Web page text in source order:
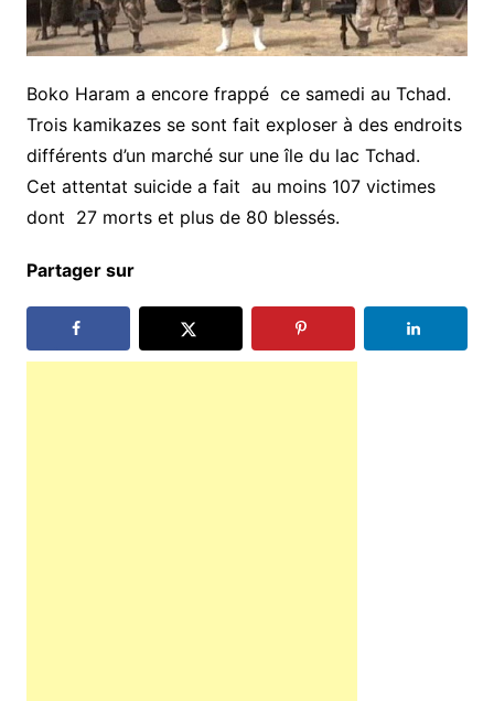
Boko Haram a encore frappé ce samedi au Tchad.
Trois kamikazes se sont fait exploser à des endroits
différents d’un marché sur une île du lac Tchad.
Cet attentat suicide a fait au moins 107 victimes
dont 27 morts et plus de 80 blessés.
Partager sur